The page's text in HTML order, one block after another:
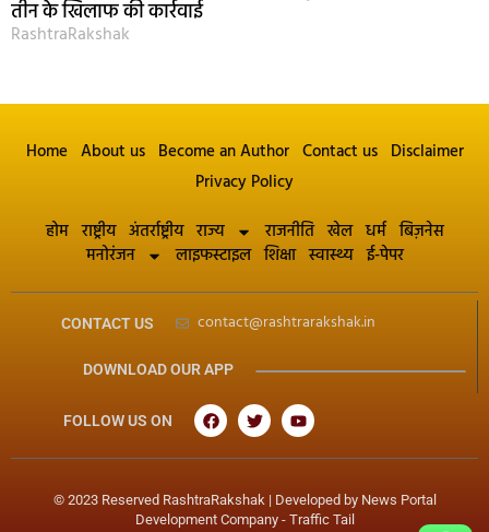
तीन के खिलाफ की कार्रवाई
RashtraRakshak
Home About us Become an Author Contact us Disclaimer
Privacy Policy
होम राष्ट्रीय अंतर्राष्ट्रीय राज्य राजनीति खेल धर्म बिज़नेस
मनोरंजन
लाइफस्टाइल शिक्षा स्वास्थ्य ई-पेपर
CONTACT US contact@rashtrarakshak.in
DOWNLOAD OUR APP
FOLLOW US ON
© 2023 Reserved RashtraRakshak | Developed by News Portal
Development Company- Traffic Tail